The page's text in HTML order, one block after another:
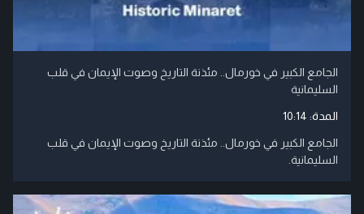
الجامع الكبير في خورمال.. مئذنة التاريخ وصوت الإيمان في قلب
السليمانية
المدة: 10:14
الجامع الكبير في خورمال.. مئذنة التاريخ وصوت الإيمان في قلب
السليمانية.